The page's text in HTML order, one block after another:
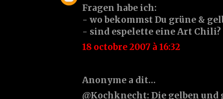
Fragen habe ich:
- wo bekommst Du grüne &
- sind espelette eine Art Chili?
18 octobre 2007 à 16:32
Anonyme a dit…
@Kochknecht: Die gelben